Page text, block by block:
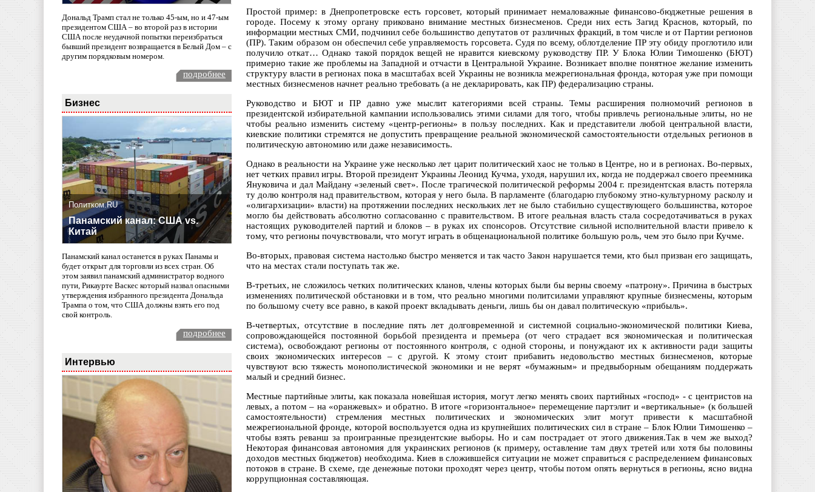
Дональд Трамп стал не только 45-ым, но и 47-ым
президентом США – во второй раз в истории
США после неудачной попытки переизбраться
бывший президент возвращается в Белый Дом – с
другим порядковым номером.
подробнее
Бизнес
Политком.RU
Панамский канал: США vs.
Китай
Панамский канал останется в руках Панамы и
будет открыт для торговли из всех стран. Об
этом заявил панамский администратор водного
пути, Рикаурте Васкес который назвал опасными
утверждения избранного президента Дональда
Трампа о том, что США должны взять его под
свой контроль.
подробнее
Интервью
Простой пример: в Днепропетровске есть горсовет, который принимает немаловажные финансово-бюджетные решения в
городе. Посему к этому органу приковано внимание местных бизнесменов. Среди них есть Загид Краснов, который, по
информации местных СМИ, подчинил себе большинство депутатов от различных фракций, в том числе и от Партии регионов
(ПР). Таким образом он обеспечил себе управляемость горсовета. Судя по всему, облотделение ПР эту обиду проглотило или
получило откат… Однако такой порядок вещей не нравится киевскому руководству ПР. У Блока Юлии Тимошенко (БЮТ)
примерно такие же проблемы на Западной и отчасти в Центральной Украине. Возникает вполне понятное желание изменить
структуру власти в регионах пока в масштабах всей Украины не возникла межрегиональная фронда, которая уже при помощи
местных бизнесменов начнет реально требовать (а не декларировать, как ПР) федерализацию страны.
Руководство и БЮТ и ПР давно уже мыслит категориями всей страны. Темы расширения полномочий регионов в
президентской избирательной кампании использовались этими силами для того, чтобы привлечь региональные элиты, но не
чтобы реально изменить систему «центр-регионы» в пользу последних. Как и представители любой центральной власти,
киевские политики стремятся не допустить превращение реальной экономической самостоятельности отдельных регионов в
политическую автономию или даже независимость.
Однако в реальности на Украине уже несколько лет царит политический хаос не только в Центре, но и в регионах. Во-первых,
нет четких правил игры. Второй президент Украины Леонид Кучма, уходя, нарушил их, когда не поддержал своего преемника
Януковича и дал Майдану «зеленый свет». После трагической политической реформы 2004 г. президентская власть потеряла
ту долю контроля над правительством, которая у него была. В парламенте (благодарю глубокому этно-культурному расколу и
«олигархизации» власти) на протяжении последних нескольких лет не было стабильно существующего большинства, которое
могло бы действовать абсолютно согласованно с правительством. В итоге реальная власть стала сосредотачиваться в руках
настоящих руководителей партий и блоков – в руках их спонсоров. Отсутствие сильной исполнительной власти привело к
тому, что регионы почувствовали, что могут играть в общенациональной политике большую роль, чем это было при Кучме.
Во-вторых, правовая система настолько быстро меняется и так часто Закон нарушается теми, кто был призван его защищать,
что на местах стали поступать так же.
В-третьих, не сложилось четких политических кланов, члены которых были бы верны своему «патрону». Причина в быстрых
изменениях политической обстановки и в том, что реально многими политсилами управляют крупные бизнесмены, которым
по большому счету все равно, в какой проект вкладывать деньги, лишь бы он давал политическую «прибыль».
В-четвертых, отсутствие в последние пять лет долговременной и системной социально-экономической политики Киева,
сопровождающейся постоянной борьбой президента и премьера (от чего страдает вся экономическая и политическая
система), освобождают регионы от постоянного контроля, с одной стороны, и понуждают их к активности ради защиты
своих экономических интересов – с другой. К этому стоит прибавить недовольство местных бизнесменов, которые
чувствуют всю тяжесть монополистической экономики и не верят «бумажным» и предвыборным обещаниям поддержать
малый и средний бизнес.
Местные партийные элиты, как показала новейшая история, могут легко менять своих партийных «господ» - с центристов на
левых, а потом – на «оранжевых» и обратно. В итоге «горизонтальное» перемещение партэлит и «вертикальные» (к большей
самостоятельности) стремления местных политических и экономических элит могут привести к масштабной
межрегиональной фронде, которой воспользуется одна из крупнейших политических сил в стране – Блок Юлии Тимошенко –
чтобы взять реванш за проигранные президентские выборы. Но и сам пострадает от этого движения.Так в чем же выход?
Некоторая финансовая автономия для украинских регионов (к примеру, оставление там двух третей или хотя бы половины
доходов местных бюджетов) необходима. Киев в сложившейся ситуации не может справиться с распределением финансовых
потоков в стране. В схеме, где денежные потоки проходят через центр, чтобы потом опять вернуться в регионы, ясно видна
коррупционная составляющая.